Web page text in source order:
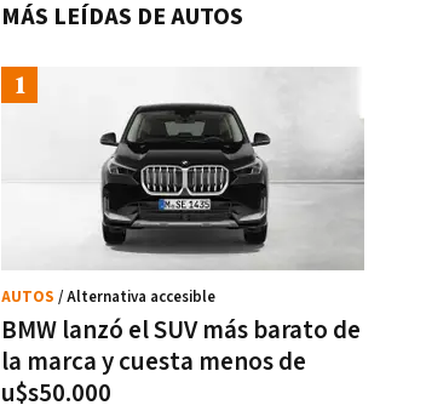
MÁS LEÍDAS DE AUTOS
BMW lanzó el SUV más barato de
la marca y cuesta menos de
u$s50.000
AUTOS / Alternativa accesible